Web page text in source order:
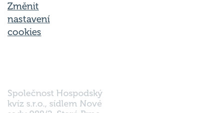
Změnit
nastavení
cookies
Společnost Hospodský
kvíz s.r.o., sídlem Nové